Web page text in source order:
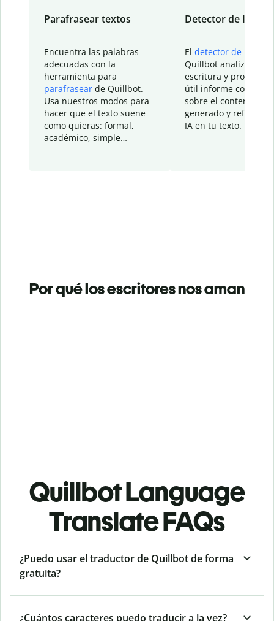
Parafrasear textos
Encuentra las palabras
adecuadas con la
herramienta para
parafrasear de Quillbot.
Usa nuestros modos para
hacer que el texto suene
como quieras: formal,
académico, simple…
Detector de IA
El detector de IA
Quillbot analiza tu
escritura y
útil informe con
sobre el contenido
generado y refinado
IA en tu texto.
Por qué los escritores nos aman
Quillbot Language
Translate FAQs
¿Puedo usar el traductor de Quillbot de forma
gratuita?
¿Cuántos caracteres puedo traducir a la vez?